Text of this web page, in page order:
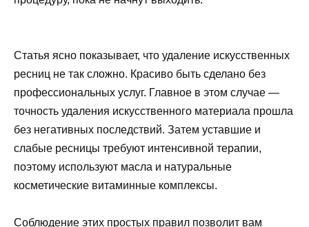
Статья ясно показывает, что удаление искусственных
ресниц не так сложно. Красиво быть сделано без
профессиональных услуг. Главное в этом случае —
точность удаления искусственного материала прошла
без негативных последствий. Затем уставшие и
слабые ресницы требуют интенсивной терапии,
поэтому используют масла и натуральные
косметические витаминные комплексы.
Соблюдение этих простых правил позволит вам